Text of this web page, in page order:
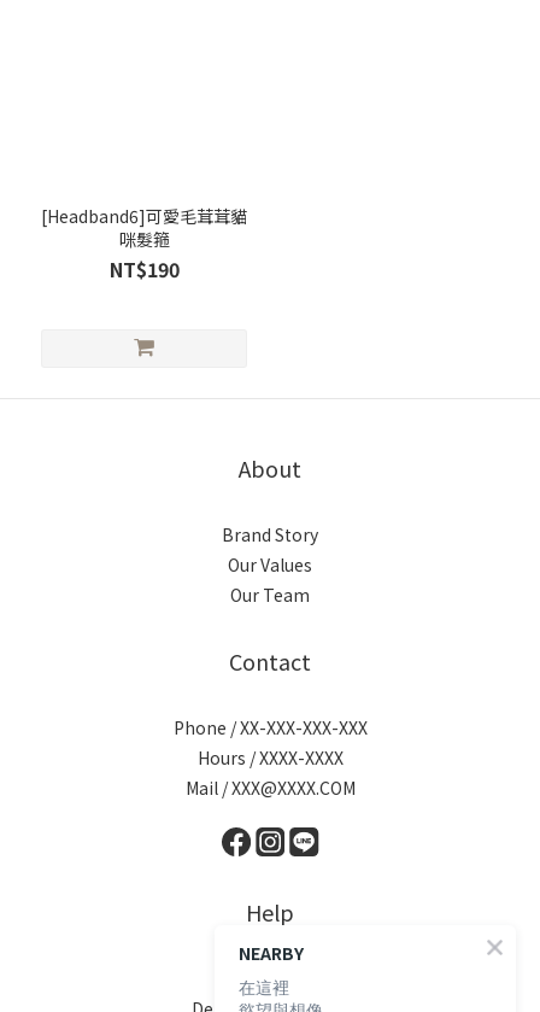
[Headband6]可愛毛茸茸貓
咪髮箍
NT$190
About
Brand Story
Our Values
Our Team
Contact
Phone / XX-XXX-XXX-XXX
Hours / XXXX-XXXX
Mail / XXX@XXXX.COM
Help
FAQ
NEARBY
在這裡